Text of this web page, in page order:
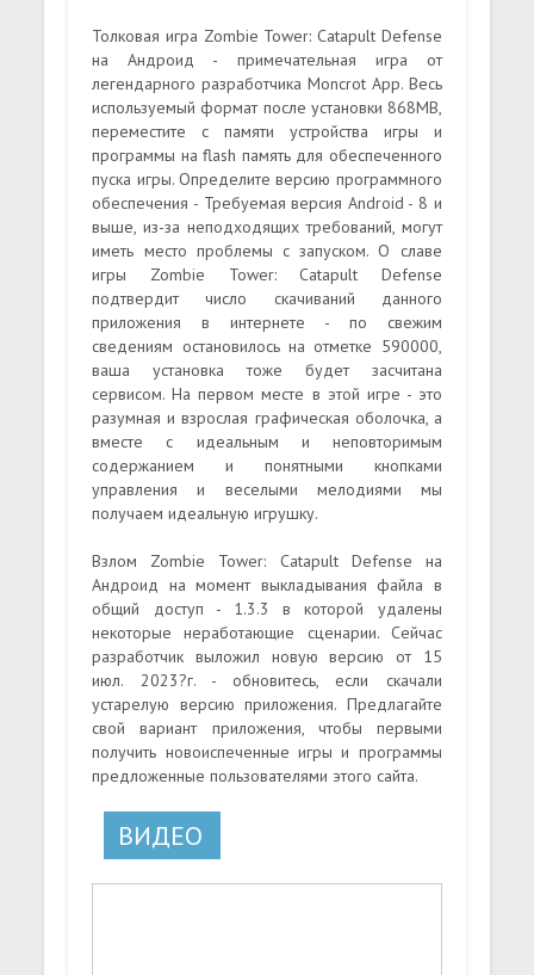
Толковая игра Zombie Tower: Catapult Defense
на Андроид - примечательная игра от
легендарного разработчика Moncrot App. Весь
используемый формат после установки 868MB,
переместите с памяти устройства игры и
программы на flash память для обеспеченного
пуска игры. Определите версию программного
обеспечения - Требуемая версия Android - 8 и
выше, из-за неподходящих требований, могут
иметь место проблемы с запуском. О славе
игры Zombie Tower: Catapult Defense
подтвердит число скачиваний данного
приложения в интернете - по свежим
сведениям остановилось на отметке 590000,
ваша установка тоже будет засчитана
сервисом. На первом месте в этой игре - это
разумная и взрослая графическая оболочка, а
вместе с идеальным и неповторимым
содержанием и понятными кнопками
управления и веселыми мелодиями мы
получаем идеальную игрушку.
Взлом Zombie Tower: Catapult Defense на
Андроид на момент выкладывания файла в
общий доступ - 1.3.3 в которой удалены
некоторые неработающие сценарии. Сейчас
разработчик выложил новую версию от 15
июл. 2023?г. - обновитесь, если скачали
устарелую версию приложения. Предлагайте
свой вариант приложения, чтобы первыми
получить новоиспеченные игры и программы
предложенные пользователями этого сайта.
ВИДЕО